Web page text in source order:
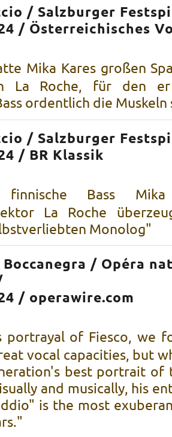
/ Salzburger
/ Österreichisches
Mika Kares großen
La Roche, für den
ordentlich die
/ Salzburger
/ BR Klassik
finnische Bass
La Roche
Monolog"
Boccanegra / Opéra
/ operawire.com
portrayal of Fiesco, we
vocal capacities, but
best portrait of
and musically, his
is the most